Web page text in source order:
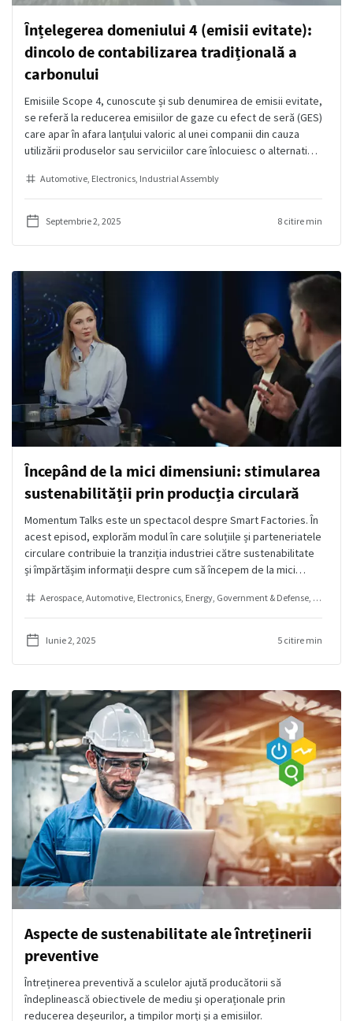
Înțelegerea domeniului 4 (emisii evitate):
dincolo de contabilizarea tradițională a
carbonului
Emisiile Scope 4, cunoscute și sub denumirea de emisii evitate,
se referă la reducerea emisiilor de gaze cu efect de seră (GES)
care apar în afara lanțului valoric al unei companii din cauza
utilizării produselor sau serviciilor care înlocuiesc o alternativă
Automotive Electronics Industrial Assembly
Septembrie 2, 2025 8 citire min
Începând de la mici dimensiuni: stimularea
sustenabilității prin producția circulară
Momentum Talks este un spectacol despre Smart Factories. În
acest episod, explorăm modul în care soluțiile și parteneriatele
circulare contribuie la tranziția industriei către sustenabilitate
și împărtășim informații despre cum să începem de la mici
Aerospace Automotive Electronics Energy Government & Defense Heavy
Iunie 2, 2025 5 citire min
Aspecte de sustenabilitate ale întreținerii
preventive
Întreținerea preventivă a sculelor ajută producătorii să
îndeplinească obiectivele de mediu și operaționale prin
reducerea deșeurilor, a timpilor morți și a emisiilor.